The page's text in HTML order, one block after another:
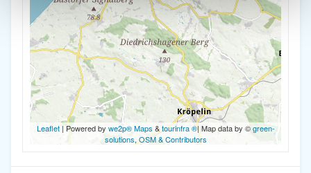
Leaflet| Powered by we2p® Maps &tourinfra ®| Map data by ©green-
solutions,OSM & Contributors